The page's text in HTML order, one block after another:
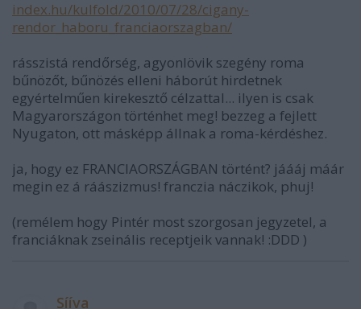
index.hu/kulfold/2010/07/28/cigany-
rendor_haboru_franciaorszagban/
rásszistá rendőrség, agyonlövik szegény roma
bűnözőt, bűnözés elleni háborút hirdetnek
egyértelműen kirekesztő célzattal... ilyen is csak
Magyarországon történhet meg! bezzeg a fejlett
Nyugaton, ott másképp állnak a roma-kérdéshez.
ja, hogy ez FRANCIAORSZÁGBAN történt? jáááj máár
megin ez á ráászizmus! franczia náczikok, phuj!
(remélem hogy Pintér most szorgosan jegyzetel, a
franciáknak zseinális receptjeik vannak! :DDD )
Sííva